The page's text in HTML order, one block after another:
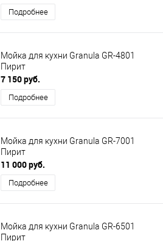
Подробнее
Мойка для кухни Granula GR-4801
Пирит
7 150 руб.
Подробнее
Мойка для кухни Granula GR-7001
Пирит
11 000 руб.
Подробнее
Мойка для кухни Granula GR-6501
Пирит